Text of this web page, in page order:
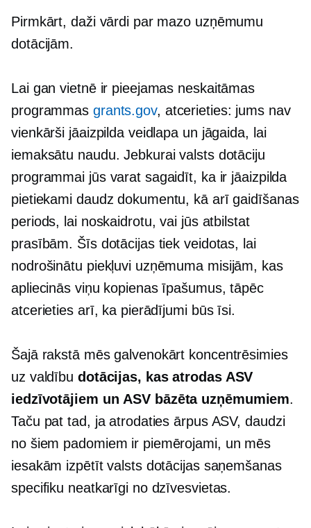
Pirmkārt, daži vārdi par mazo uzņēmumu
dotācijām.
Lai gan vietnē ir pieejamas neskaitāmas
programmas grants.gov, atcerieties: jums nav
vienkārši jāaizpilda veidlapa un jāgaida, lai
iemaksātu naudu. Jebkurai valsts dotāciju
programmai jūs varat sagaidīt, ka ir jāaizpilda
pietiekami daudz dokumentu, kā arī gaidīšanas
periods, lai noskaidrotu, vai jūs atbilstat
prasībām. Šīs dotācijas tiek veidotas, lai
nodrošinātu piekļuvi uzņēmuma misijām, kas
apliecinās viņu kopienas īpašumus, tāpēc
atcerieties arī, ka pierādījumi būs īsi.
Šajā rakstā mēs galvenokārt koncentrēsimies
uz valdību dotācijas, kas atrodas ASV
iedzīvotājiem un ASV bāzētauzņēmumiem.
Taču pat tad, ja atrodaties ārpus ASV, daudzi
no šiem padomiem ir piemērojami, un mēs
iesakām izpētīt valsts dotācijas saņemšanas
specifiku neatkarīgi no dzīvesvietas.